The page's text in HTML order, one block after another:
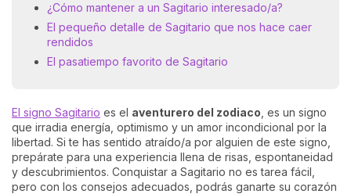
¿Cómo mantener a un Sagitario interesado/a?
El pequeño detalle de Sagitario que nos hace caer
rendidos
El pasatiempo favorito de Sagitario
El signo Sagitario es el aventurero del zodiaco , es un signo
que irradia energía, optimismo y un amor incondicional por la
libertad. Si te has sentido atraído/a por alguien de este signo,
prepárate para una experiencia llena de risas, espontaneidad
y descubrimientos. Conquistar a Sagitario no es tarea fácil,
pero con los consejos adecuados, podrás ganarte su corazón